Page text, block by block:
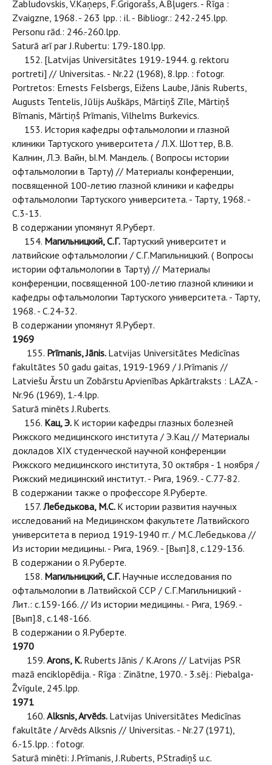
Zabludovskis, V.Kaņeps, F.Grigorašs, A.Bļugers. - Rīga :
Zvaigzne, 1968. - 263 lpp. : il. - Bibliogr.: 242.-245.lpp.
Personu rād.: 246.-260.lpp.
Saturā arī par J.Rubertu: 179.-180.lpp.
152. [Latvijas Universitātes 1919.-1944. g. rektoru
portreti] // Universitas. - Nr.22 (1968), 8.lpp. : fotogr.
Portretos: Ernests Felsbergs, Eižens Laube, Jānis Ruberts,
Augusts Tentelis, Jūlijs Auškāps, Mārtiņš Zīle, Mārtiņš
Bīmanis, Mārtiņš Prīmanis, Vilhelms Burkevics.
153. История кафедры офтальмологии и глазной
клиники Тартуского университета / Л.Х. Шоттер, В.В.
Калнин, Л.Э. Вайн, Ы.М. Мандель. ( Вопросы истории
офтальмологии в Тарту) // Материалы конференции,
посвященной 100-летию глазной клиники и кафедры
офтальмологии Тартуского университета. - Тарту, 1968. -
С.3-13.
В содержании упомянут Я.Руберт.
154. Магильницкий, С.Г. Тартуский университет и
латвийские офтальмологии / С.Г.Магильницкий. ( Вопросы
истории офтальмологии в Тарту) // Материалы
конференции, посвященной 100-летию глазной клиники и
кафедры офтальмологии Тартуского университета. - Тарту,
1968. - С.24-32.
В содержании упомянут Я.Руберт.
1969
155. Prīmanis, Jānis. Latvijas Universitātes Medicīnas
fakultātes 50 gadu gaitas, 1919-1969 / J.Prīmanis //
Latviešu Ārstu un Zobārstu Apvienības Apkārtraksts : LAZA. -
Nr.96 (1969), 1.-4.lpp.
Saturā minēts J.Ruberts.
156. Кац, Э. К истории кафедры глазных болезней
Рижского медицинского института / Э.Кац // Материалы
докладов XIX студенческой научной конференции
Рижского медицинского института, 30 октября - 1 ноября /
Рижский медицинский институт. - Рига, 1969. - С.77-82.
В содержании также о профессоре Я.Руберте.
157. Лебедькова, М.С. К истории развития научных
исследований на Медицинском факультете Латвийского
университета в период 1919-1940 гг. / М.С.Лебедькова //
Из истории медицины. - Рига, 1969. - [Вып].8, с.129-136.
В содержании о Я.Руберте.
158. Магильницкий, С.Г. Научные исследования по
офтальмологии в Латвийской ССР / С.Г.Магильницкий -
Лит.: с.159-166. // Из истории медицины. - Рига, 1969. -
[Вып].8, с.148-166.
В содержании о Я.Руберте.
1970
159. Arons, K. Ruberts Jānis / K.Arons // Latvijas PSR
mazā enciklopēdija. - Rīga : Zinātne, 1970. - 3.sēj.: Piebalga-
Žvīgule, 245.lpp.
1971
160. Alksnis, Arvēds. Latvijas Universitātes Medicīnas
fakultāte / Arvēds Alksnis // Universitas. - Nr.27 (1971),
6.-15.lpp. : fotogr.
Saturā minēti: J.Prīmanis, J.Ruberts, P.Stradiņš u.c.